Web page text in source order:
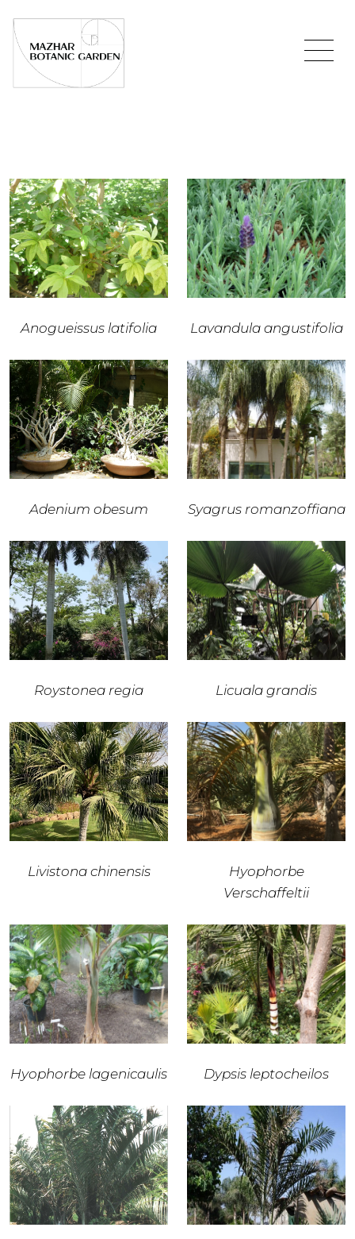
Anogueissus latifolia Lavandula angustifolia
Adenium obesum Syagrus romanzoffiana
Roystonea regia Licuala grandis
Livistona chinensis
Hyophorbe
Verschaffeltii
Hyophorbe lagenicaulis Dypsis leptocheilos